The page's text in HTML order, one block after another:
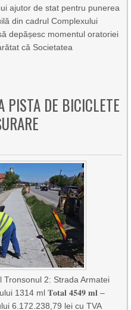
ajutor de stat pentru punerea
din cadrul Complexului
depășesc momentul oratoriei
că Societatea
PISTA DE BICICLETE
2: Strada Armatei
1314 ml 𝐓𝐨𝐭𝐚𝐥 𝟒𝟓𝟒𝟗 𝐦𝐥 –
6.172.238,79 lei cu TVA